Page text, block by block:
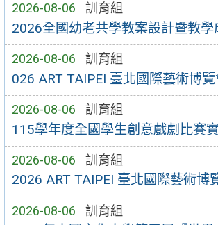
2026-08-06 訓育組
2026全國幼老共學教案設計暨教學
2026-08-06 訓育組
026 ART TAIPEI 臺北國際藝術博
2026-08-06 訓育組
115學年度全國學生創意戲劇比賽
2026-08-06 訓育組
2026 ART TAIPEI 臺北國際藝術博
2026-08-06 訓育組